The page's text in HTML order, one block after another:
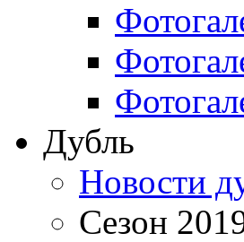
Дубль
Новости
Сезон